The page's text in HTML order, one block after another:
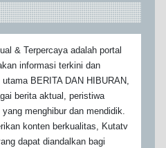
& Terpercaya adalah portal
informasi terkini dan
BERITA DAN HIBURAN,
berita aktual, peristiwa
menghibur dan mendidik.
konten berkualitas, Kutatv
dapat diandalkan bagi